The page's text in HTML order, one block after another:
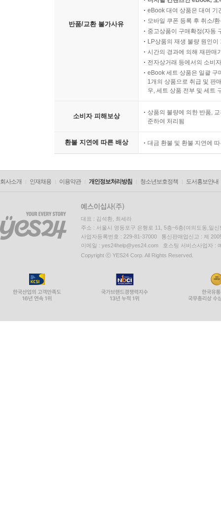
반품/교환 불가사유
eBook 대여 상품은 대여 기
모바일 쿠폰 등록 후 취소/
중고상품이 구매확정(자동
LP상품의 재생 불량 원인
시간의 경과에 의해 재판매
전자상거래 등에서의 소비
eBook 세트 상품은 일괄 구
1개의 상품으로 취급 및 판
우, 세트 상품 전부 및 세트
소비자 피해보상
상품의 불량에 의한 반품,
준하여 처리됨
환불 지연에 따른 배상 대금 환불 및 환불 지연에
회사소개 인재채용 이용약관 개인정보처리방침 청소년보호정책 도서홍보안내
대표 : 김석환, 최세라
주소 : 서울시 영등포구 은행로 11, 5층~6층(여의도동,일신
사업자등록번호 : 229-81-37000 통신판매업신고 : 제
이메일 : yes24help@yes24.com 호스팅 서비스사업자 :
Copyright ⓒ YES24 Corp. All Rights Reserved.